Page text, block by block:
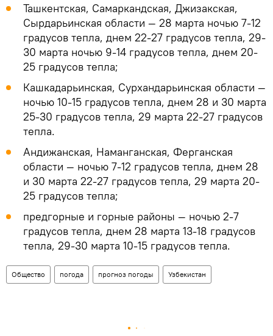
Ташкентская, Самаркандская, Джизакская,
Сырдарьинская области — 28 марта ночью 7-12
градусов тепла, днем 22-27 градусов тепла, 29-
30 марта ночью 9-14 градусов тепла, днем 20-
25 градусов тепла;
Кашкадарьинская, Сурхандарьинская области —
ночью 10-15 градусов тепла, днем 28 и 30 марта
25-30 градусов тепла, 29 марта 22-27 градусов
тепла.
Андижанская, Наманганская, Ферганская
области — ночью 7-12 градусов тепла, днем 28
и 30 марта 22-27 градусов тепла, 29 марта 20-
25 градусов тепла;
предгорные и горные районы — ночью 2-7
градусов тепла, днем 28 марта 13-18 градусов
тепла, 29-30 марта 10-15 градусов тепла.
Общество погода прогноз погоды Узбекистан